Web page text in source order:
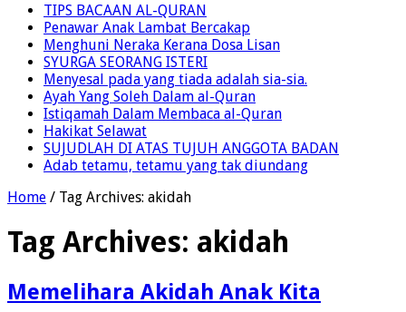
TIPS BACAAN AL-QURAN
Penawar Anak Lambat Bercakap
Menghuni Neraka Kerana Dosa Lisan
SYURGA SEORANG ISTERI
Menyesal pada yang tiada adalah sia-sia.
Ayah Yang Soleh Dalam al-Quran
Istiqamah Dalam Membaca al-Quran
Hakikat Selawat
SUJUDLAH DI ATAS TUJUH ANGGOTA BADAN
Adab tetamu, tetamu yang tak diundang
Home / Tag Archives: akidah
Tag Archives: akidah
Memelihara Akidah Anak Kita